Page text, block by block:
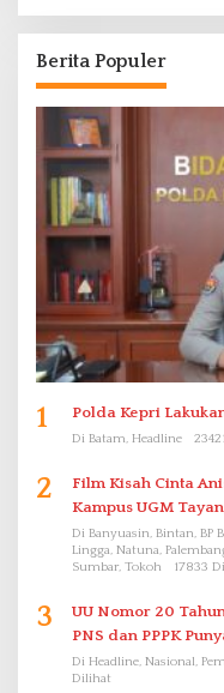
Berita Populer
1 Polda Kepri
Di Batam, Headline
2
Film Kisah Cinta
Kampus UGM
Di Banyuasin, Bintan, BP
Lingga, Natuna,
Sumbar, Tokoh
17833
3
UU Nomor 20
PNS dan PPPK
Di Headline, Nasional,
Dilihat